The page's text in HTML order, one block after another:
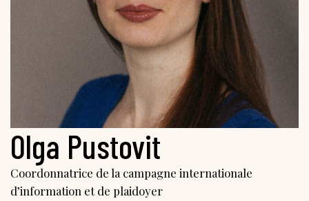
Olga Pustovit
Coordonnatrice de la campagne internationale
d’information et de plaidoyer